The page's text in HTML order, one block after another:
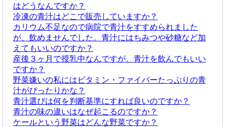
はどうなんですか？
冷凍の青汁はどこで販売していますか？
カリウム不足なので病院で青汁をすすめられました
が、飲めませんでした。青汁にはちみつや砂糖など加
えてもいいのですか？
産後３ヶ月で授乳中なんですが、青汁を飲んでもいい
ですか？
野菜嫌いの私にはビタミン・ファイバーたっぷりの青
汁がぴったりかな？
青汁選びは何を判断基準にすれば良いのですか？
青汁の味の違いはなぜ起こるのですか？
ケールという野菜はどんな野菜ですか？